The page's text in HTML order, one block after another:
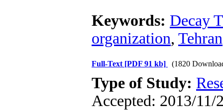
Keywords: Decay
organization, Tehran
Full-Text [PDF 91 kb] (1820
Type of Study:
Accepted: 2013/11/